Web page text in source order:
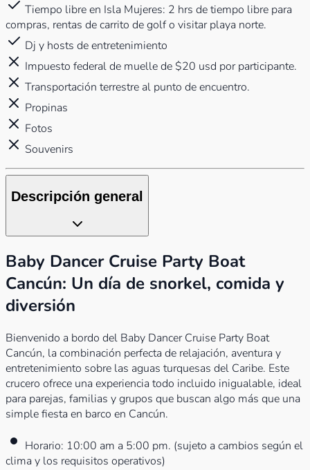
Tiempo libre en Isla Mujeres: 2 hrs de tiempo libre para
compras, rentas de carrito de golf o visitar playa norte.
Dj y hosts de entretenimiento
Impuesto federal de muelle de $20 usd por participante.
Transportación terrestre al punto de encuentro.
Propinas
Fotos
Souvenirs
Descripción general
Baby Dancer Cruise Party Boat
Cancún: Un día de snorkel, comida y
diversión
Bienvenido a bordo del Baby Dancer Cruise Party Boat
Cancún, la combinación perfecta de relajación, aventura y
entretenimiento sobre las aguas turquesas del Caribe. Este
crucero ofrece una experiencia todo incluido inigualable, ideal
para parejas, familias y grupos que buscan algo más que una
simple fiesta en barco en Cancún.
Horario: 10:00 am a 5:00 pm. (sujeto a cambios según el
clima y los requisitos operativos)